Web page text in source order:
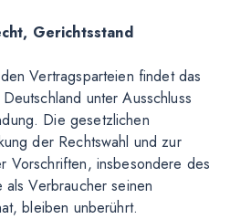
Gerichtsstand
Vertragsparteien findet das
unter Ausschluss
Die gesetzlichen
der Rechtswahl und zur
Vorschriften, insbesondere des
Verbraucher seinen
bleiben unberührt.